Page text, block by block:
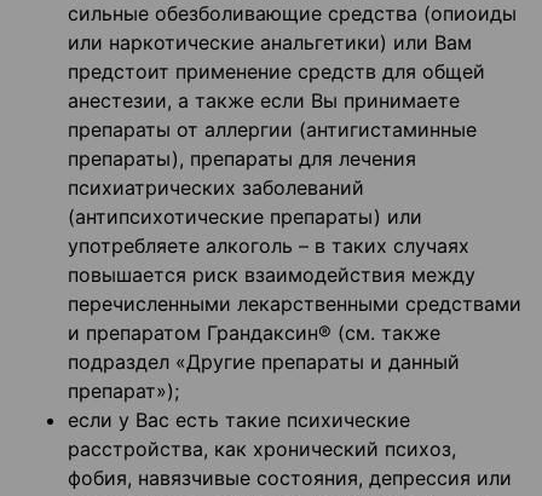
сильные обезболивающие средства (опиоиды
или наркотические анальгетики) или Вам
предстоит применение средств для общей
анестезии, а также если Вы принимаете
препараты от аллергии (антигистаминные
препараты), препараты для лечения
психиатрических заболеваний
(антипсихотические препараты) или
употребляете алкоголь – в таких случаях
повышается риск взаимодействия между
перечисленными лекарственными средствами
и препаратом Грандаксин® (см. также
подраздел «Другие препараты и данный
препарат»);
если у Вас есть такие психические
расстройства, как хронический психоз,
фобия, навязчивые состояния, депрессия или